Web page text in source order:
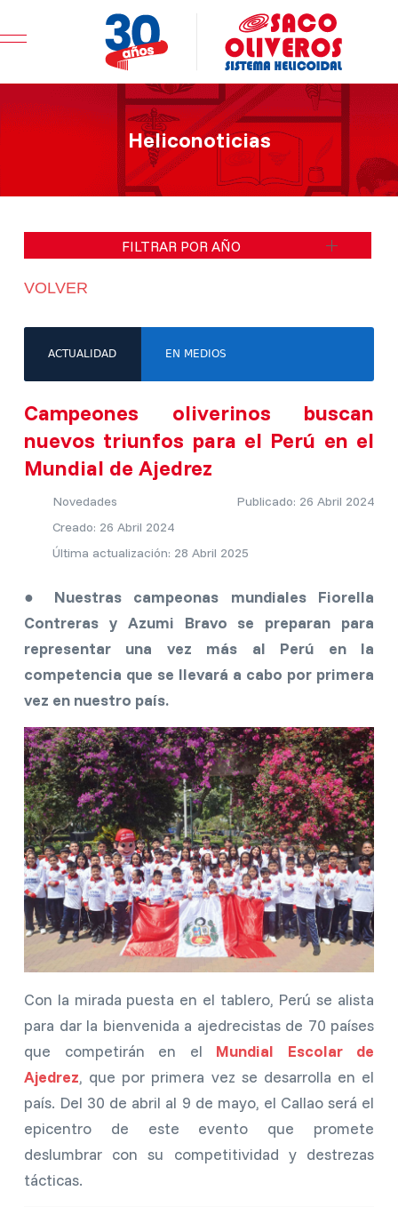
Mobile Menu Toggle
Heliconoticias
FILTRAR POR AÑO
VOLVER
ACTUALIDAD EN MEDIOS
Campeones oliverinos buscan
nuevos triunfos para el Perú en el
Mundial de Ajedrez
Novedades
Publicado: 26 Abril 2024
Creado: 26 Abril 2024
Última actualización: 28 Abril 2025
● Nuestras campeonas mundiales Fiorella
Contreras y Azumi Bravo se preparan para
representar una vez más al Perú en la
competencia que se llevará a cabo por primera
vez en nuestro país.
Con la mirada puesta en el tablero, Perú se alista
para dar la bienvenida a ajedrecistas de 70 países
que competirán en el Mundial Escolar de
Ajedrez, que por primera vez se desarrolla en el
país. Del 30 de abril al 9 de mayo, el Callao será el
epicentro de este evento que promete
deslumbrar con su competitividad y destrezas
tácticas.